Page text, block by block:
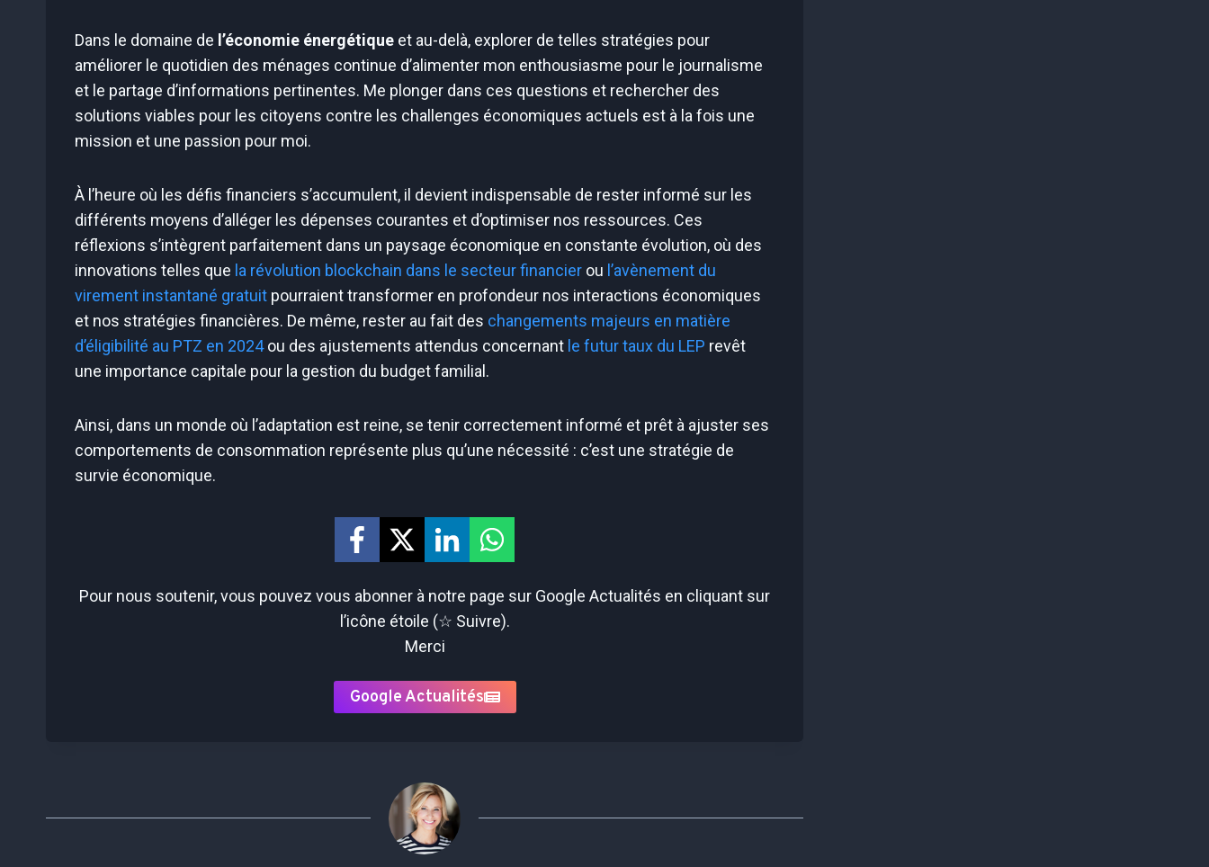
Dans le domaine de l’économie énergétique et au-delà, explorer de telles stratégies pour
améliorer le quotidien des ménages continue d’alimenter mon enthousiasme pour le journalisme
et le partage d’informations pertinentes. Me plonger dans ces questions et rechercher des
solutions viables pour les citoyens contre les challenges économiques actuels est à la fois une
mission et une passion pour moi.
À l’heure où les défis financiers s’accumulent, il devient indispensable de rester informé sur les
différents moyens d’alléger les dépenses courantes et d’optimiser nos ressources. Ces
réflexions s’intègrent parfaitement dans un paysage économique en constante évolution, où des
innovations telles que la révolution blockchain dans le secteur financier ou l’avènement du
virement instantané gratuit pourraient transformer en profondeur nos interactions économiques
et nos stratégies financières. De même, rester au fait des changements majeurs en matière
d’éligibilité au PTZ en 2024ou des ajustements attendus concernant le futur taux du LEP revêt
une importance capitale pour la gestion du budget familial.
Ainsi, dans un monde où l’adaptation est reine, se tenir correctement informé et prêt à ajuster ses
comportements de consommation représente plus qu’une nécessité : c’est une stratégie de
survie économique.
Pour nous soutenir, vous pouvez vous abonner à notre page sur Google Actualités en cliquant sur
l’icône étoile (☆ Suivre).
Merci
Google Actualités